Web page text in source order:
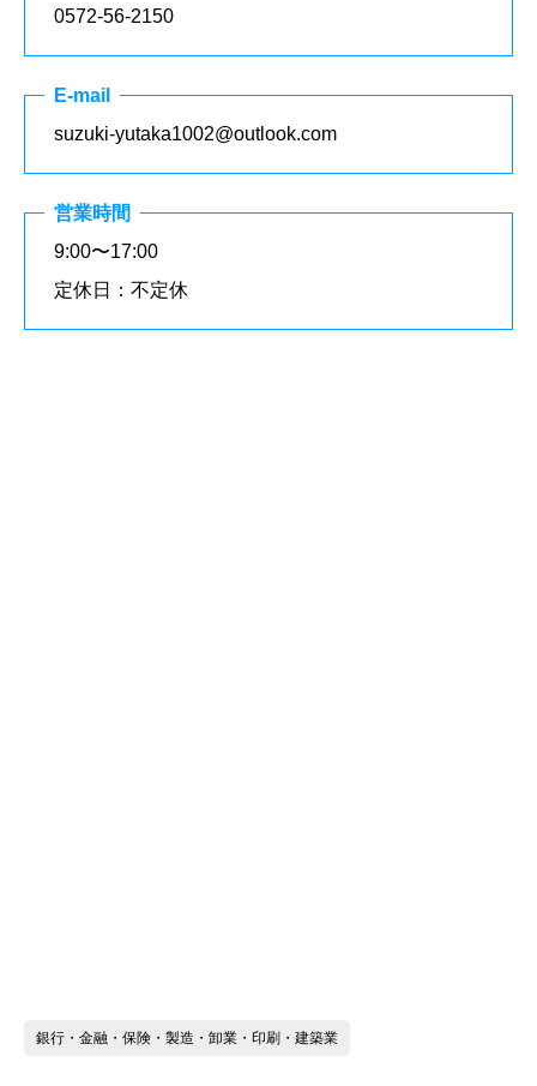
0572-56-2150
E-mail
suzuki-yutaka1002@outlook.com
営業時間
9:00〜17:00
定休日：不定休
銀行・金融・保険・製造・卸業・印刷・建築業